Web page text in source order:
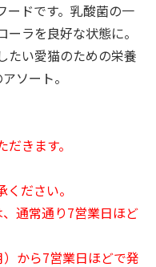
ードです。乳酸菌の一
ラを良好な状態に。
たい愛猫のための栄養
ソート。
きます。
ださい。
通常通り7営業日ほど
から7営業日ほどで発